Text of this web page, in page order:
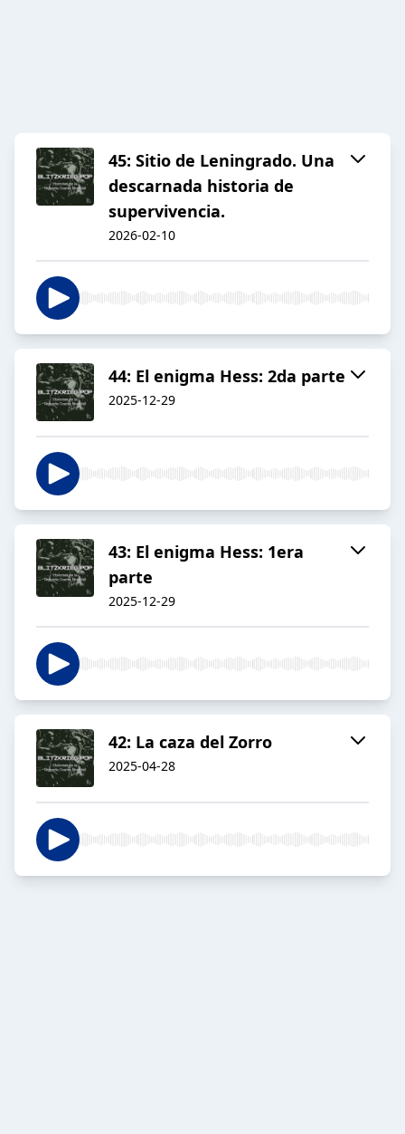
45: Sitio de Leningrado. Una
descarnada historia de
supervivencia.
2026-02-10
44: El enigma Hess: 2da parte
2025-12-29
43: El enigma Hess: 1era
parte
2025-12-29
42: La caza del Zorro
2025-04-28